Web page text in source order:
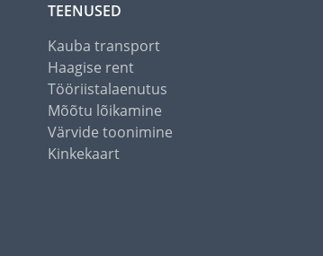
TEENUSED
Kauba transport
Haagise rent
Tööriistalaenutus
Mõõtu lõikamine
Värvide toonimine
Kinkekaart